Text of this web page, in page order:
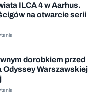
ILCA 4 w Aarhus.
na otwarcie serii
dorobkiem przed
Odyssey Warszawskiej